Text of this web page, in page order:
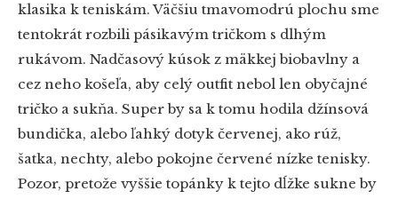
klasika k teniskám. Väčšiu tmavomodrú plochu sme
tentokrát rozbili pásikavým tričkom s dlhým
rukávom. Nadčasový kúsok z mäkkej biobavlny a
cez neho košeľa, aby celý outfit nebol len obyčajné
tričko a sukňa. Super by sa k tomu hodila džínsová
bundička, alebo ľahký dotyk červenej, ako rúž,
šatka, nechty, alebo pokojne červené nízke tenisky.
Pozor, pretože vyššie topánky k tejto dĺžke sukne by